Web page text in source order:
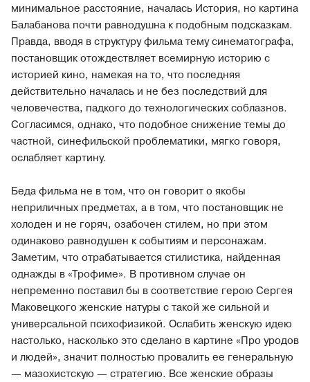
минимальное расстояние, началась История, но картина
Балабанова почти равнодушна к подобным подсказкам.
Правда, вводя в структуру фильма тему синематографа,
постановщик отождествляет всемирную историю с
историей кино, намекая на то, что последняя
действительно началась и не без последствий для
человечества, падкого до технологических соблазнов.
Согласимся, однако, что подобное снижение темы до
частной, синефильской проблематики, мягко говоря,
ослабляет картину.
Беда фильма не в том, что он говорит о якобы
неприличных предметах, а в том, что постановщик не
холоден и не горяч, озабочен стилем, но при этом
одинаково равнодушен к событиям и персонажам.
Заметим, что отрабатывается стилистика, найденная
однажды в «Трофиме». В противном случае он
непременно поставил бы в соответствие герою Сергея
Маковецкого женские натуры с такой же сильной и
универсальной психофизикой. Ослабить женскую идею
настолько, насколько это сделано в картине «Про уродов
и людей», значит полностью провалить ее генеральную
— мазохистскую — стратегию. Все женские образы